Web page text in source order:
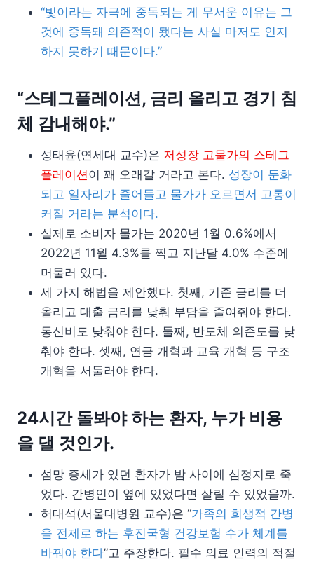
“빛이라는 자극에 중독되는 게 무서운 이유는 그
것에 중독돼 의존적이 됐다는 사실 마저도 인지
하지 못하기 때문이다.”
“스테그플레이션, 금리 올리고 경기 침
체 감내해야.”
성태윤(연세대 교수)은 저성장 고물가의 스테그
플레이션이 꽤 오래갈 거라고 본다. 성장이 둔화
되고 일자리가 줄어들고 물가가 오르면서 고통이
커질 거라는 분석이다.
실제로 소비자 물가는 2020년 1월 0.6%에서
2022년 11월 4.3%를 찍고 지난달 4.0% 수준에
머물러 있다.
세 가지 해법을 제안했다. 첫째, 기준 금리를 더
올리고 대출 금리를 낮춰 부담을 줄여줘야 한다.
통신비도 낮춰야 한다. 둘째, 반도체 의존도를 낮
춰야 한다. 셋째, 연금 개혁과 교육 개혁 등 구조
개혁을 서둘러야 한다.
24시간 돌봐야 하는 환자, 누가 비용
을 댈 것인가.
섬망 증세가 있던 환자가 밤 사이에 심정지로 죽
었다. 간병인이 옆에 있었다면 살릴 수 있었을까.
허대석(서울대병원 교수)은 “가족의 희생적 간병
을 전제로 하는 후진국형 건강보험 수가 체계를
바꿔야 한다”고 주장한다. 필수 의료 인력의 적절